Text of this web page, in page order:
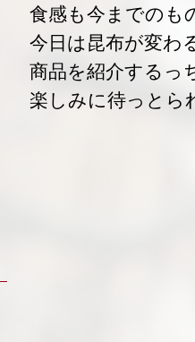
食感も今までのも
今日は昆布が変わ
商品を紹介するっ
楽しみに待っとら